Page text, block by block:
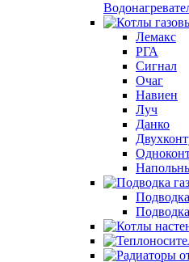
Лемакс
РГА
Сигнал
Очаг
Навиен
Луч
Данко